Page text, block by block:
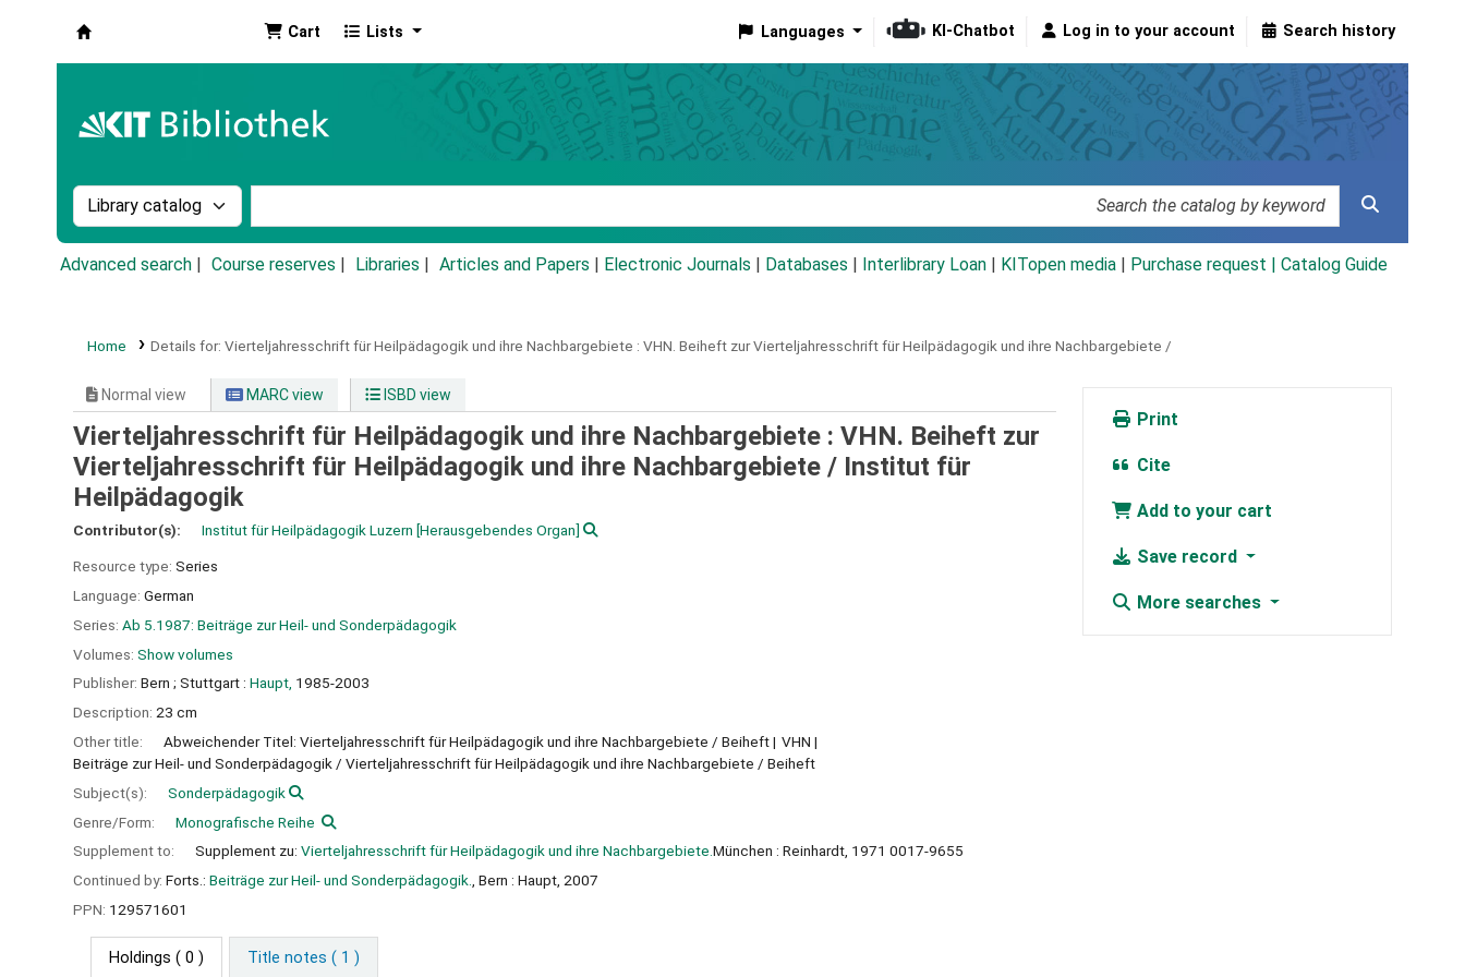
Cart Lists Languages KI-Chatbot Log in to your account Search history
Search the catalog by:
Advanced search Course reserves Libraries Articles and Papers Electronic Journals Databases Interlibrary Loan KITopen media Purchase request | Catalog Guide
Home Details for: Vierteljahresschrift für Heilpädagogik und ihre Nachbargebiete : VHN. Beiheft zur Vierteljahresschrift für Heilpädagogik und ihre Nachbargebiete /
Normal view MARC view ISBD view
Vierteljahresschrift für Heilpädagogik und ihre Nachbargebiete : VHN. Beiheft zur
Vierteljahresschrift für Heilpädagogik und ihre Nachbargebiete / Institut für
Heilpädagogik
Contributor(s): Institut für Heilpädagogik Luzern [Herausgebendes Organ]
Resource type: Series
Language: German
Series: Ab 5.1987: Beiträge zur Heil- und Sonderpädagogik
Volumes: Show volumes
Publisher: Bern ; Stuttgart : Haupt, 1985-2003
Description: 23 cm
Other title:
Abweichender Titel: Vierteljahresschrift für Heilpädagogik und ihre Nachbargebiete / Beiheft
VHN
Beiträge zur Heil- und Sonderpädagogik / Vierteljahresschrift für Heilpädagogik und ihre Nachbargebiete / Beiheft
Subject(s):
Sonderpädagogik
Genre/Form:
Monografische Reihe
Supplement to:
Supplement zu: Vierteljahresschrift für Heilpädagogik und ihre Nachbargebiete.München : Reinhardt, 1971 0017-9655
Continued by: Forts.: Beiträge zur Heil- und Sonderpädagogik.
, Bern : Haupt, 2007
PPN: 129571601
Holdings ( 0 ) Title notes ( 1 )
Print
Cite
Add to your cart
Save record
More searches